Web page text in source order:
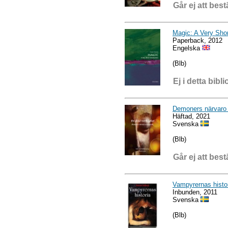
Går ej att
Magic: A Very
Paperback, 2012
Engelska
(Blb)
Ej i detta
Demoners
Häftad, 2021
Svenska
(Blb)
Går ej att
Vampyrernas
Inbunden, 2011
Svenska
(Blb)